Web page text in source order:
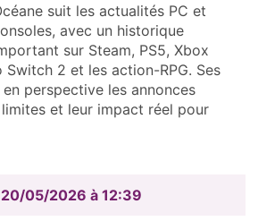
suit les actualités PC et
avec un historique
sur Steam, PS5, Xbox
Switch 2 et les action-RPG. Ses
perspective les annonces
et leur impact réel pour
20/05/2026 à 12:39